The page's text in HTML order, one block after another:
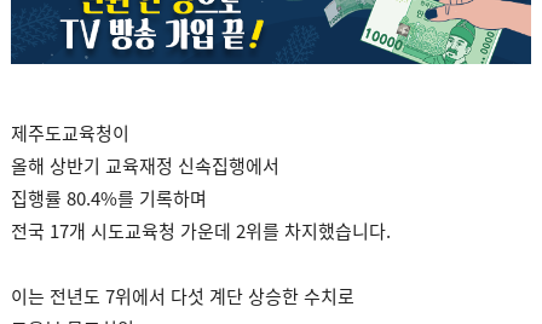
제주도교육청이
올해 상반기 교육재정 신속집행에서
집행률 80.4%를 기록하며
전국 17개 시도교육청 가운데 2위를 차지했습니다.
이는 전년도 7위에서 다섯 계단 상승한 수치로